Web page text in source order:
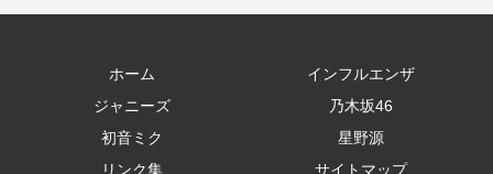
ホーム
インフルエンザ
ジャニーズ
乃木坂46
初音ミク
星野源
リンク集
サイトマップ